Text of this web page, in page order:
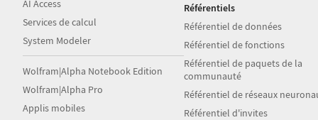
AI Access
Services de calcul
System Modeler
Wolfram|Alpha Notebook Edition
Wolfram|Alpha Pro
Applis mobiles
Référentiels
Référentiel de données
Référentiel de fonctions
Référentiel de paquets de la
communauté
Référentiel de réseaux
Référentiel d'invites